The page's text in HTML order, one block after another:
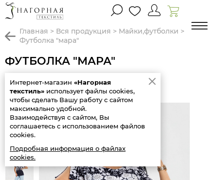
Интернет-магазин «Нагорная
текстиль» использует файлы cookies,
чтобы сделать Вашу работу с сайтом
максимально удобной.
Взаимодействуя с сайтом, Вы
соглашаетесь с использованием файлов
cookies.
Подробная информация о файлах
cookies.
главная > вся продукция > майки,футболки >
футболка "мара"
ФУТБОЛКА "МАРА"
Предыдущий
товар
Следующий
товар
SALE
49%